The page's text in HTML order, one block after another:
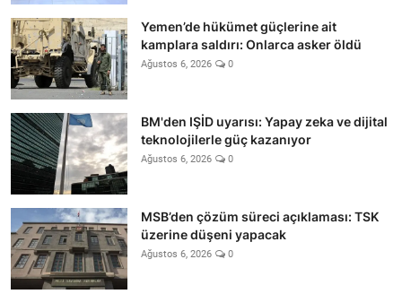
Yemen’de hükümet güçlerine ait
kamplara saldırı: Onlarca asker öldü
Ağustos 6, 2026 0
BM'den IŞİD uyarısı: Yapay zeka ve dijital
teknolojilerle güç kazanıyor
Ağustos 6, 2026 0
MSB’den çözüm süreci açıklaması: TSK
üzerine düşeni yapacak
Ağustos 6, 2026 0